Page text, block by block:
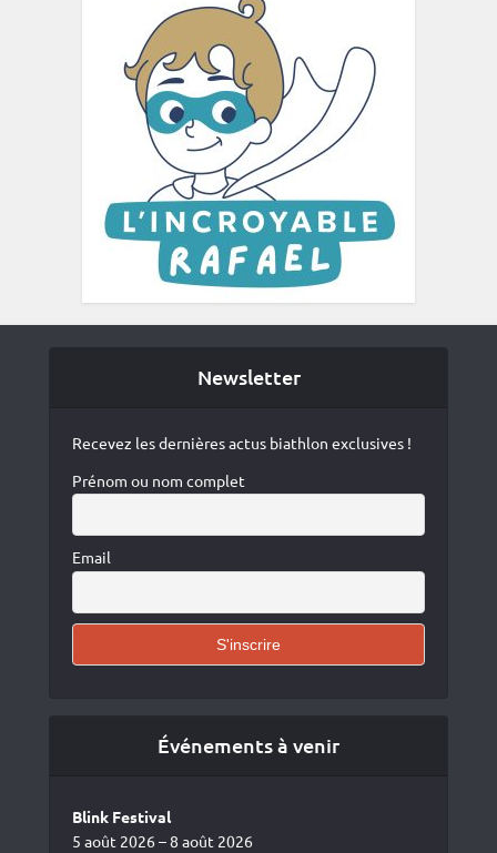
Newsletter
Recevez les dernières actus biathlon exclusives !
Prénom ou nom complet
Email
Événements à venir
Blink Festival
5 août 2026 – 8 août 2026